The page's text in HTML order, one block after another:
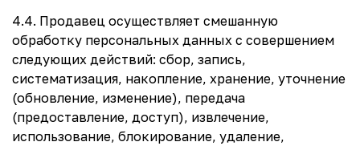
4.4. Продавец осуществляет смешанную
обработку персональных данных с совершением
следующих действий: сбор, запись,
систематизация, накопление, хранение, уточнение
(обновление, изменение), передача
(предоставление, доступ), извлечение,
использование, блокирование, удаление,